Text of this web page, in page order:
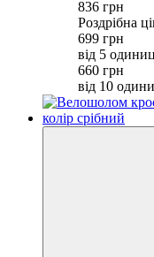
836 грн
Роздрібна
699 грн
від 5
660 грн
від 10